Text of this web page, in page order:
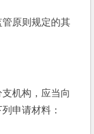
原则规定的其
机构，应当向
申请材料：